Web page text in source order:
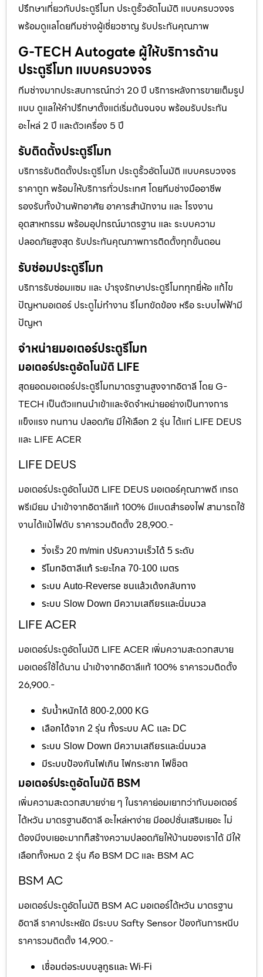
ปรึกษาเกี่ยวกับประตูรีโมท ประตูรั้วอัตโนมัติ แบบครบวงจร
พร้อมดูแลโดยทีมช่างผู้เชี่ยวชาญ รับประกันคุณภาพ
G-TECH Autogate ผู้ให้บริการด้าน
ประตูรีโมท แบบครบวงจร
ทีมช่างมากประสบการณ์กว่า 20 ปี บริการหลังการขายเต็มรูป
แบบ ดูแลให้คำปรึกษาตั้งแต่เริ่มต้นจนจบ พร้อมรับประกัน
อะไหล่ 2 ปี และตัวเครื่อง 5 ปี
รับติดตั้งประตูรีโมท
บริการรับติดตั้งประตูรีโมท ประตูรั้วอัตโนมัติ แบบครบวงจร
ราคาถูก พร้อมให้บริการทั่วประเทศ โดยทีมช่างมืออาชีพ
รองรับทั้งบ้านพักอาศัย อาคารสำนักงาน และ โรงงาน
อุตสาหกรรม พร้อมอุปกรณ์มาตรฐาน และ ระบบความ
ปลอดภัยสูงสุด รับประกันคุณภาพการติดตั้งทุกขั้นตอน
รับซ่อมประตูรีโมท
บริการรับซ่อมแซม และ บำรุงรักษาประตูรีโมททุกยี่ห้อ แก้ไข
ปัญหามอเตอร์ ประตูไม่ทำงาน รีโมทขัดข้อง หรือ ระบบไฟฟ้ามี
ปัญหา
จำหน่ายมอเตอร์ประตูรีโมท
มอเตอร์ประตูอัตโนมัติ LIFE
สุดยอดมอเตอร์ประตูรีโมทมาตรฐานสูงจากอิตาลี โดย G-
TECH เป็นตัวแทนนำเข้าและจัดจำหน่ายอย่างเป็นทางการ
แข็งแรง ทนทาน ปลอดภัย มีให้เลือก 2 รุ่น ได้แก่ LIFE DEUS
และ LIFE ACER
LIFE DEUS
มอเตอร์ประตูอัตโนมัติ LIFE DEUS มอเตอร์คุณภาพดี เกรด
พรีเมียม นำเข้าจากอิตาลีแท้ 100% มีแบตสำรองไฟ สามารถใช้
งานได้แม้ไฟดับ ราคารวมติดตั้ง 28,900.-
วิ่งเร็ว 20 m/min ปรับความเร็วได้ 5 ระดับ
รีโมทอิตาลีแท้ ระยะไกล 70-100 เมตร
ระบบ Auto-Reverse ชนแล้วเด้งกลับทาง
ระบบ Slow Down มีความเสถียรและนิ่มนวล
LIFE ACER
มอเตอร์ประตูอัตโนมัติ LIFE ACER เพิ่มความสะดวกสบาย
มอเตอร์ใช้ได้นาน นำเข้าจากอิตาลีแท้ 100% ราคารวมติดตั้ง
26,900.-
รับน้ำหนักได้ 800-2,000 KG
เลือกได้จาก 2 รุ่น ทั้งระบบ AC และ DC
ระบบ Slow Down มีความเสถียรและนิ่มนวล
มีระบบป้องกันไฟเกิน ไฟกระชาก ไฟช็อต
มอเตอร์ประตูอัตโนมัติ BSM
เพิ่มความสะดวกสบายง่าย ๆ ในราคาย่อมเยากว่ากับมอเตอร์
ไต้หวัน มาตรฐานอิตาลี อะไหล่หาง่าย มีออปชั่นเสริมเยอะ ไม่
ต้องมีงบเยอะมากก็สร้างความปลอดภัยให้บ้านของเราได้ มีให้
เลือกทั้งหมด 2 รุ่น คือ BSM DC และ BSM AC
BSM AC
มอเตอร์ประตูอัตโนมัติ BSM AC มอเตอร์ไต้หวัน มาตรฐาน
อิตาลี ราคาประหยัด มีระบบ Safty Sensor ป้องกันการหนีบ
ราคารวมติดตั้ง 14,900.-
เชื่อมต่อระบบบลูทูธและ Wi-Fi